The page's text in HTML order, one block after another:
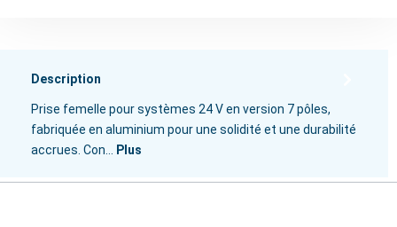
Description
Prise femelle pour systèmes 24 V en version 7 pôles,
fabriquée en aluminium pour une solidité et une durabilité
accrues. Con… Plus